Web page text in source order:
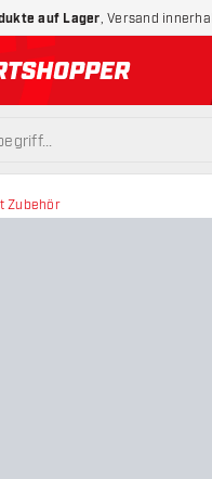
auf Lager , Versand
zurück zur Startseite
Zubehör